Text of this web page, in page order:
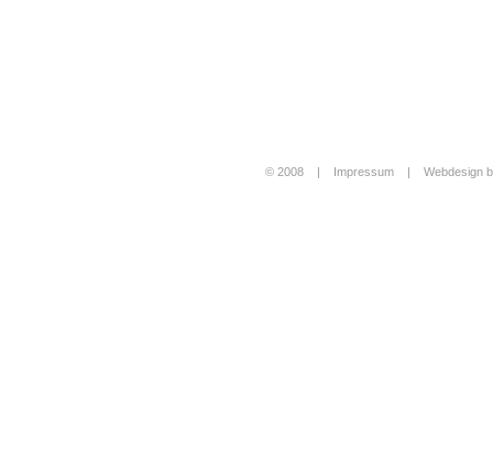
© 2008 | Impressum Webdesign